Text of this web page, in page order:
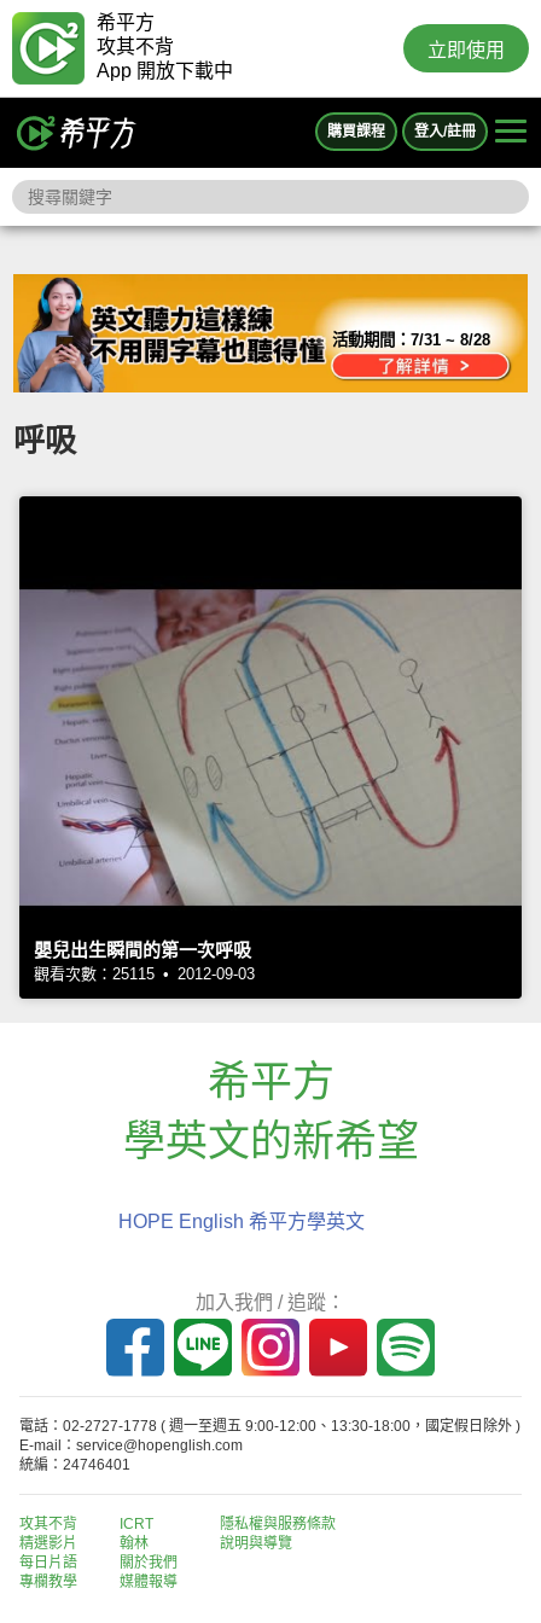
希平方
攻其不背
App 開放下載中
立即使用
購買課程 登入/註冊
活動期間：7/31 ~ 8/28
呼吸
嬰兒出生瞬間的第一次呼吸
觀看次數：25115 • 2012-09-03
希平方
學英文的新希望
HOPE English 希平方學英文
加入我們 / 追蹤：
電話：02-2727-1778 ( 週一至週五 9:00-12:00、13:30-18:00，國定假日除外 )
E-mail：service@hopenglish.com
統編：24746401
攻其不背
精選影片
每日片語
專欄教學
ICRT
翰林
關於我們
媒體報導
隱私權與服務條款
說明與導覽